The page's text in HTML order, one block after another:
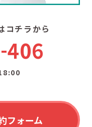
コチラから
406
フォーム